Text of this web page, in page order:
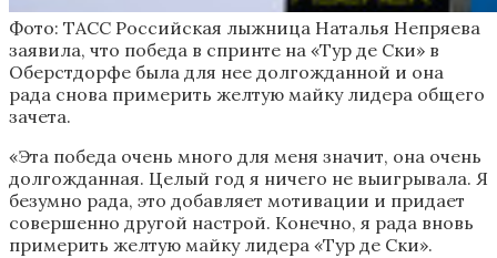
Фото: ТАСС Российская лыжница Наталья Непряева
заявила, что победа в спринте на «Тур де Ски» в
Оберстдорфе была для нее долгожданной и она
рада снова примерить желтую майку лидера общего
зачета.
«Эта победа очень много для меня значит, она очень
долгожданная. Целый год я ничего не выигрывала. Я
безумно рада, это добавляет мотивации и придает
совершенно другой настрой. Конечно, я рада вновь
примерить желтую майку лидера «Тур де Ски».